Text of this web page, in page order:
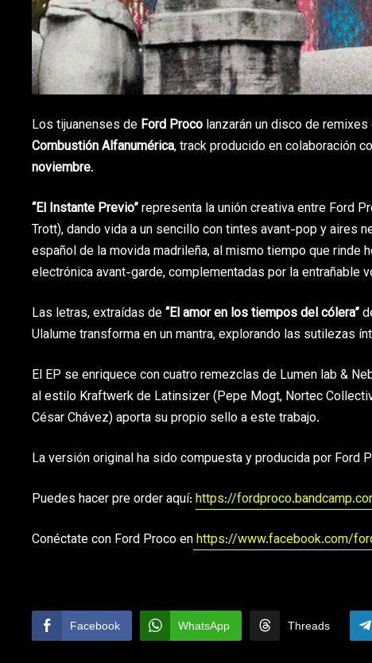
Los tijuanenses de Ford Proco lanzarán un disco de
Combustión Alfanumérica, track producido en colaboración
noviembre.
“El Instante Previo”representa la unión creativa entre Ford
Trott), dando vida a un sencillo con tintes avant-pop y aires
español de la movida madrileña, al mismo tiempo que
electrónica avant-garde, complementadas por la entrañable
Las letras, extraídas de“El amor en los tiempos del cólera”
Ulalume transforma en un mantra, explorando las sutilezas
El EP se enriquece con cuatro remezclas de Lumen lab &
al estilo Kraftwerk de Latinsizer (Pepe Mogt, Nortec
César Chávez) aporta su propio sello a este trabajo.
La versión original ha sido compuesta y producida por Ford
Puedes hacer pre order aquí: https://
Conéctate con Ford Proco enhttps://www.facebook.com/
Facebook WhatsApp Threads